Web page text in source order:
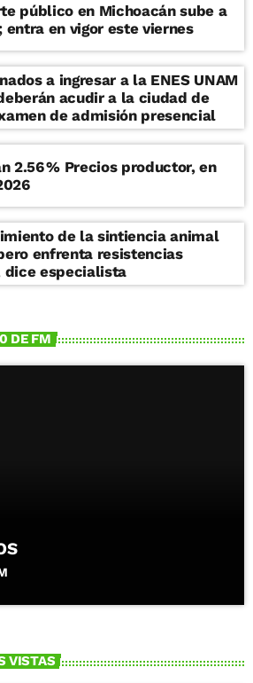
público en Michoacán sube a
entra en vigor este viernes
a ingresar a la ENES UNAM
acudir a la ciudad de
de admisión presencial
2.56 % Precios productor, en
de la sintiencia animal
enfrenta resistencias
dice especialista
DE FM
VISTAS